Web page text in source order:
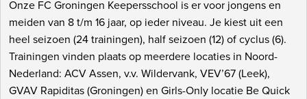
Onze FC Groningen Keepersschool is er voor jongens en
meiden van 8 t/m 16 jaar, op ieder niveau. Je kiest uit een
heel seizoen (24 trainingen), half seizoen (12) of cyclus (6).
Trainingen vinden plaats op meerdere locaties in Noord-
Nederland: ACV Assen, v.v. Wildervank, VEV’67 (Leek),
GVAV Rapiditas (Groningen) en Girls-Only locatie Be Quick